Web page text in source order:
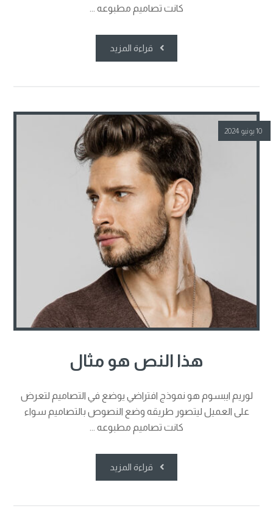
كانت تصاميم مطبوعه ...
قراءة المزيد
هذا النص هو مثال
10 يونيو 2024
لوريم ايبسوم هو نموذج افتراضي يوضع في التصاميم لتعرض
على العميل ليتصور طريقه وضع النصوص بالتصاميم سواء
كانت تصاميم مطبوعه ...
قراءة المزيد